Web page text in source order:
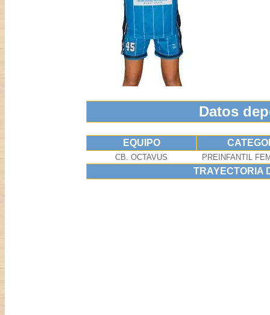
Datos
EQUIPO
CB. OCTAVUS PREINFANTIL
TRAYECTORIA